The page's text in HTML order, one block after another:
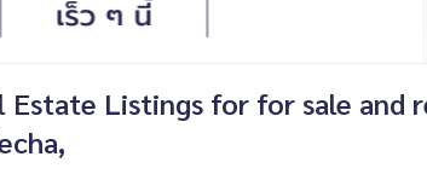
Estate Listings for for sale and